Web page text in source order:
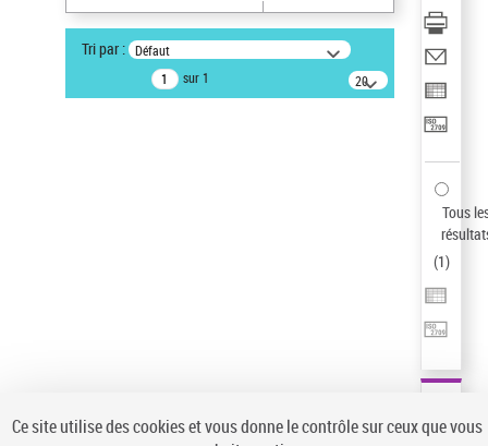
Type de notice d'autorité
Tri par : Défaut
sur 1
20
résultats/page
Tous
(1)
Ce site utilise des cookies et vous donne le contrôle sur ceux que vous